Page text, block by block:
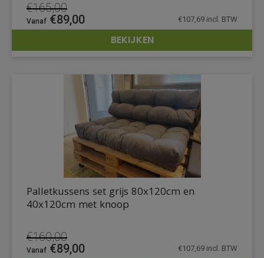
DETAILS
€165,00
Oorspronkelijke
prijs
€165,00.
€89,00Huidige
prijs
€89,00.
€107,69 incl. BTW
BEKIJKEN
Palletkussens set grijs 80x120cm en
40x120cm met knoop
€160,00
Oorspronkelijke
€89,00Huidige
€107,69 incl. BTW